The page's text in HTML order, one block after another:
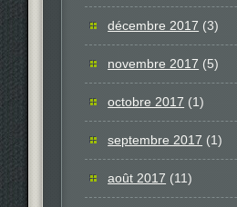
décembre 2017 (3)
novembre 2017 (5)
octobre 2017 (1)
septembre 2017 (1)
août 2017 (11)